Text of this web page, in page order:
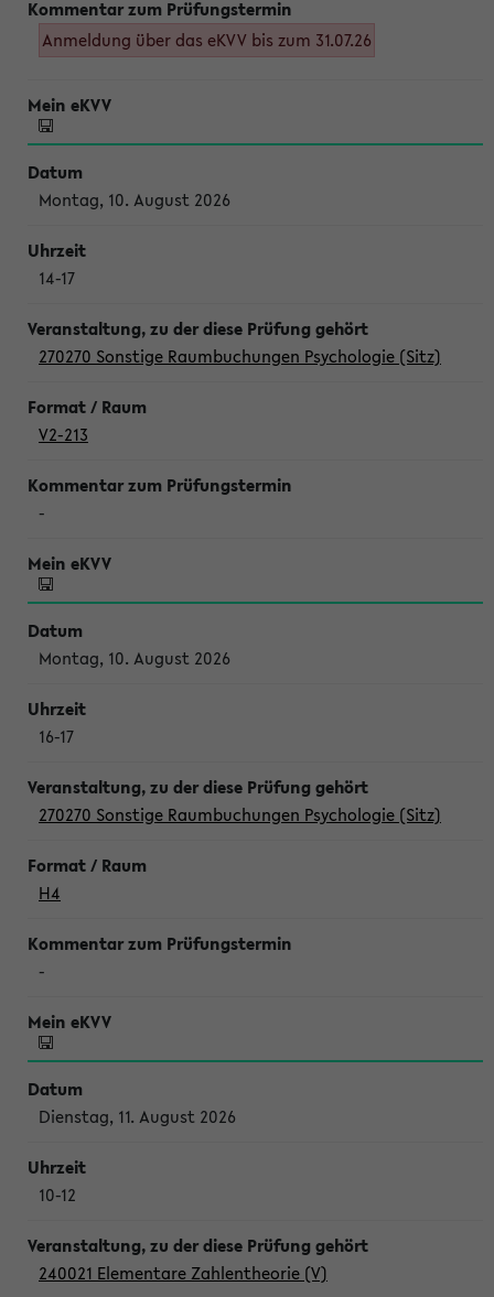
Anmeldung über das eKVV bis zum 31.07.26
Montag, 10. August 2026
14-17
270270 Sonstige Raumbuchungen Psychologie (Sitz)
V2-213
-
Montag, 10. August 2026
16-17
270270 Sonstige Raumbuchungen Psychologie (Sitz)
H4
-
Dienstag, 11. August 2026
10-12
240021 Elementare Zahlentheorie (V)